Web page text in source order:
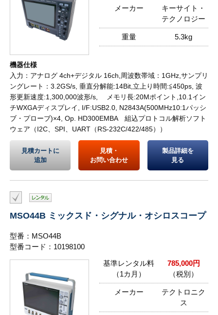
メーカー
キーサイト・
テクノロジー
重量 5.3kg
機器仕様
入力：アナログ 4ch+デジタル 16ch,周波数帯域：1GHz,サンプリ
ングレート：3.2GS/s, 垂直分解能:14Bit,立上り時間:≦450ps, 波
形更新速度:1,300,000波形/s, メモリ長:20Mポイント,10.1イン
チWXGAディスプレイ, I/F:USB2.0, N2843A(500MHz10:1パッシ
ブ・プローブ)×4, Op. HD300EMBA 組込プロトコル解析ソフト
ウェア（I2C、SPI、UART（RS-232C/422/485））
見積カートに
追加
見積・
お問い合わせ
製品詳細を
見る
MSO44B ミックスド・シグナル・オシロスコープ
型番：MSO44B
型番コード：10198100
基準レンタル料
（1カ月）
785,000円
（税別）
メーカー
テクトロニク
ス